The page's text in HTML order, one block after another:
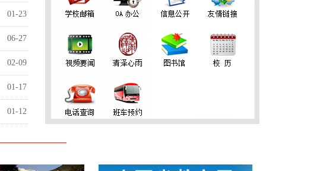
01-23
06-27
02-09
01-17
01-12